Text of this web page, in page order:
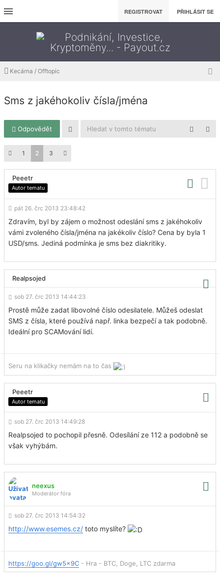
REGISTROVAT PŘIHLÁSIT SE
Kecárna / Offtopic
Sms z jakéhokoliv čísla/jména
Odpovědět
1 2 3
Peeetr
Autor tematu
pát 26. črc 2013 23:48:42
Zdravím, byl by zájem o možnost odeslání sms z jakéhokoliv
vámi zvoleného čísla/jména na jakékoliv číslo? Cena by byla 1
USD/sms. Jediná podmínka je sms bez diakritiky.
Realpsojed
sob 27. črc 2013 14:44:23
Prostě může zadat libovolné číslo odesilatele. Můžeš odeslat
SMS z čísla, které používá např. linka bezpečí a tak podobně.
Ideální pro SCAMování lidí.
Seru na klikačky nemám na to čas
Peeetr
Autor tematu
sob 27. črc 2013 14:49:28
Realpsojed to pochopil přesně. Odesílání ze 112 a podobně se
však vyhýbám.
neexus
Moderátor fóra
sob 27. črc 2013 14:54:32
http://www.esemes.cz/ toto myslíte?
https://goo.gl/gw5x9C - Hra - BTC, Doge, LTC zdarma